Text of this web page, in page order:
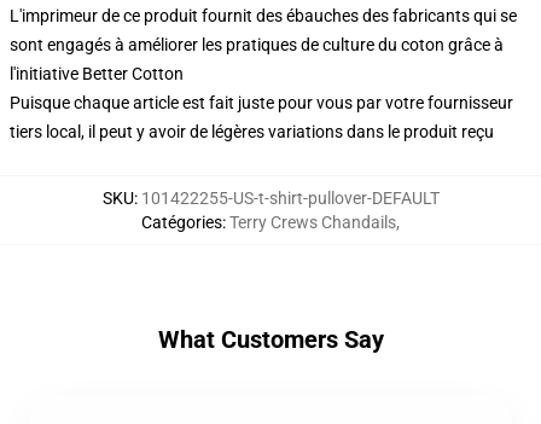
L'imprimeur de ce produit fournit des ébauches des fabricants qui se
sont engagés à améliorer les pratiques de culture du coton grâce à
l'initiative Better Cotton
Puisque chaque article est fait juste pour vous par votre fournisseur
tiers local, il peut y avoir de légères variations dans le produit reçu
SKU: 101422255-US-t-shirt-pullover-DEFAULT
Catégories:Terry Crews Chandails,
What Customers Say